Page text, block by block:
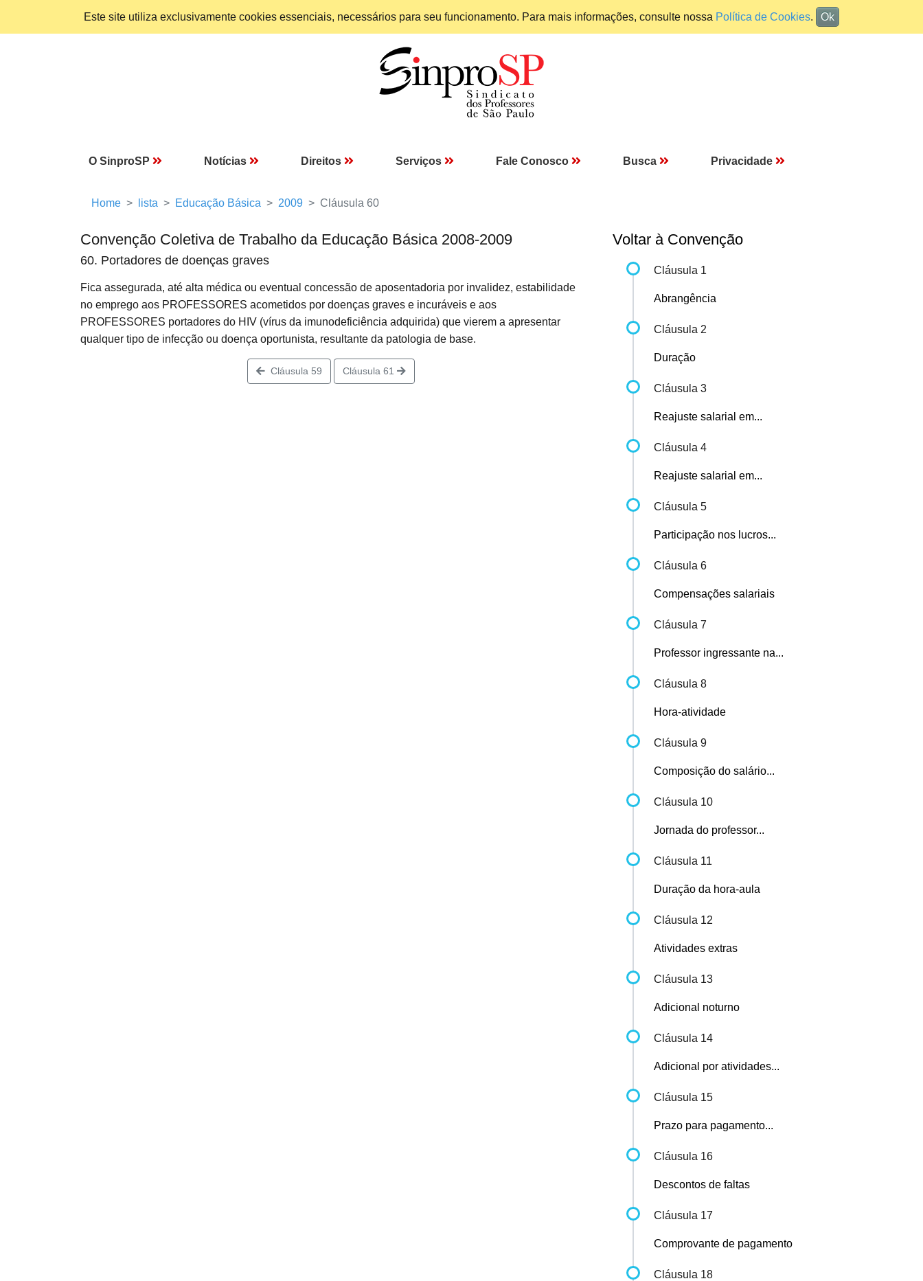
Este site utiliza exclusivamente cookies essenciais, necessários para seu funcionamento. Para mais informações, consulte nossa Política de Cookies. Ok
O SinproSP Notícias Direitos Serviços Fale Conosco Busca Privacidade
Home lista Educação Básica 2009 Cláusula 60
Convenção Coletiva de Trabalho da Educação Básica 2008-2009
60. Portadores de doenças graves
Fica assegurada, até alta médica ou eventual concessão de aposentadoria por invalidez, estabilidade
no emprego aos PROFESSORES acometidos por doenças graves e incuráveis e aos
PROFESSORES portadores do HIV (vírus da imunodeficiência adquirida) que vierem a apresentar
qualquer tipo de infecção ou doença oportunista, resultante da patologia de base.
Cláusula 59 Cláusula 61
Voltar à Convenção
Cláusula 1
Abrangência
Cláusula 2
Duração
Cláusula 3
Reajuste salarial em...
Cláusula 4
Reajuste salarial em...
Cláusula 5
Participação nos lucros...
Cláusula 6
Compensações salariais
Cláusula 7
Professor ingressante na...
Cláusula 8
Hora-atividade
Cláusula 9
Composição do salário...
Cláusula 10
Jornada do professor...
Cláusula 11
Duração da hora-aula
Cláusula 12
Atividades extras
Cláusula 13
Adicional noturno
Cláusula 14
Adicional por atividades...
Cláusula 15
Prazo para pagamento...
Cláusula 16
Descontos de faltas
Cláusula 17
Comprovante de pagamento
Cláusula 18